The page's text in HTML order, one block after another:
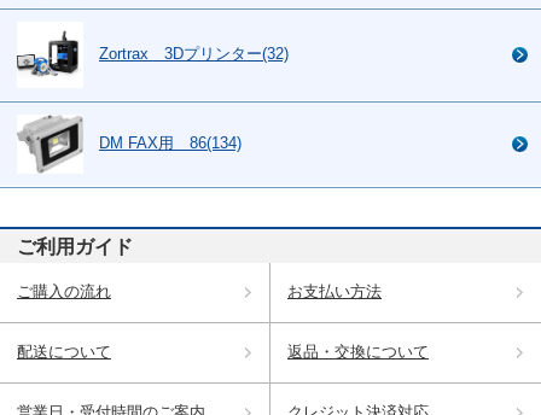
Zortrax 3Dプリンター(32)
DM FAX用 86(134)
ご利用ガイド
ご購入の流れ お支払い方法
配送について 返品・交換について